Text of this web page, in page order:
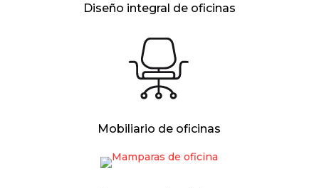
Diseño integral de oficinas
Mobiliario de oficinas